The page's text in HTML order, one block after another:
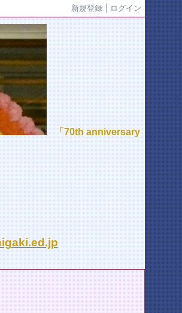
新規登録 ログイン
「70th anniversary